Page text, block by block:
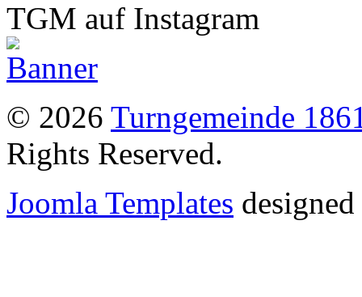
TGM auf Instagram
© 2026 Turngemeinde
Rights Reserved.
Joomla Templates